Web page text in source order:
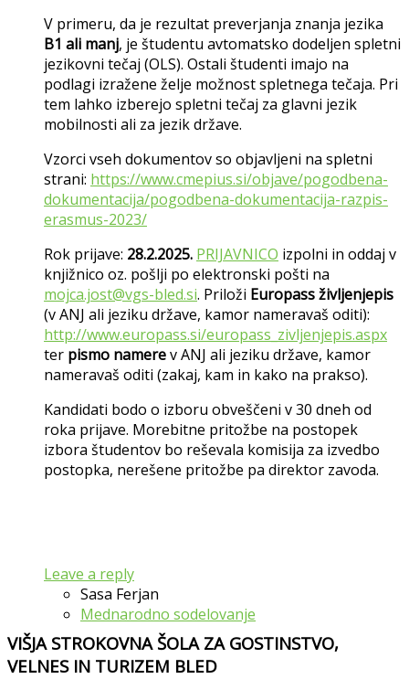
V primeru, da je rezultat preverjanja znanja jezika
B1 ali manj, je študentu avtomatsko dodeljen spletni
jezikovni tečaj (OLS). Ostali študenti imajo na
podlagi izražene želje možnost spletnega tečaja. Pri
tem lahko izberejo spletni tečaj za glavni jezik
mobilnosti ali za jezik države.
Vzorci vseh dokumentov so objavljeni na spletni
strani: https://www.cmepius.si/objave/pogodbena-
dokumentacija/pogodbena-dokumentacija-razpis-
erasmus-2023/
Rok prijave: 28.2.2025. PRIJAVNICO izpolni in oddaj v
knjižnico oz. pošlji po elektronski pošti na
mojca.jost@vgs-bled.si. Priloži Europass življenjepis
(v ANJ ali jeziku države, kamor nameravaš oditi):
http://www.europass.si/europass_zivljenjepis.aspx
ter pismo namerev ANJ ali jeziku države, kamor
nameravaš oditi (zakaj, kam in kako na prakso).
Kandidati bodo o izboru obveščeni v 30 dneh od
roka prijave. Morebitne pritožbe na postopek
izbora študentov bo reševala komisija za izvedbo
postopka, nerešene pritožbe pa direktor zavoda.
Leave a reply
Sasa Ferjan
Mednarodno sodelovanje
VIŠJA STROKOVNA ŠOLA ZA GOSTINSTVO,
VELNES IN TURIZEM BLED